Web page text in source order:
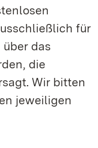
für
das
die
Wir bitten
jeweiligen